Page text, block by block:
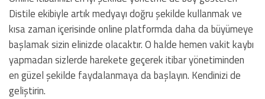
Distile ekibiyle artık medyayı doğru şekilde kullanmak ve
kısa zaman içerisinde online platformda daha da büyümeye
başlamak sizin elinizde olacaktır. O halde hemen vakit kaybı
yapmadan sizlerde harekete geçerek itibar yönetiminden
en güzel şekilde faydalanmaya da başlayın. Kendinizi de
geliştirin.